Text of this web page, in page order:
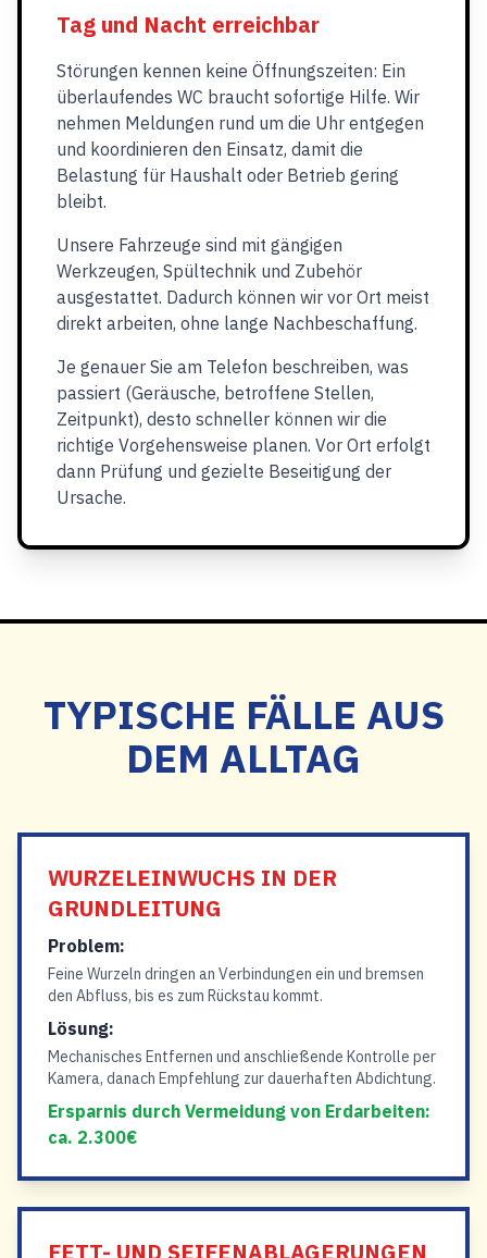
Tag und Nacht erreichbar
Störungen kennen keine Öffnungszeiten: Ein
überlaufendes WC braucht sofortige Hilfe. Wir
nehmen Meldungen rund um die Uhr entgegen
und koordinieren den Einsatz, damit die
Belastung für Haushalt oder Betrieb gering
bleibt.
Unsere Fahrzeuge sind mit gängigen
Werkzeugen, Spültechnik und Zubehör
ausgestattet. Dadurch können wir vor Ort meist
direkt arbeiten, ohne lange Nachbeschaffung.
Je genauer Sie am Telefon beschreiben, was
passiert (Geräusche, betroffene Stellen,
Zeitpunkt), desto schneller können wir die
richtige Vorgehensweise planen. Vor Ort erfolgt
dann Prüfung und gezielte Beseitigung der
Ursache.
TYPISCHE FÄLLE AUS
DEM ALLTAG
WURZELEINWUCHS IN DER
GRUNDLEITUNG
Problem:
Feine Wurzeln dringen an Verbindungen ein und bremsen
den Abfluss, bis es zum Rückstau kommt.
Lösung:
Mechanisches Entfernen und anschließende Kontrolle per
Kamera, danach Empfehlung zur dauerhaften Abdichtung.
Ersparnis durch Vermeidung von Erdarbeiten:
ca. 2.300€
FETT- UND SEIFENABLAGERUNGEN